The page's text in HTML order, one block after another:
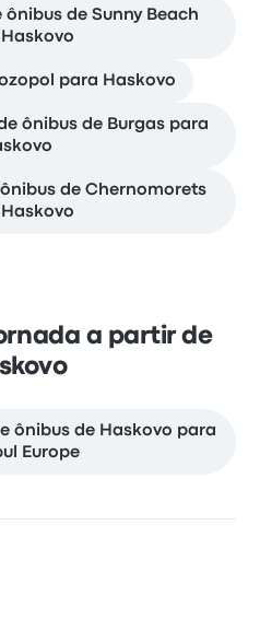
de Sunny Beach
para Haskovo
ônibus de Burgas para
de Chernomorets
a partir de
ônibus de Haskovo para
Europe